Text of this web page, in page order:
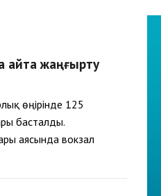
қайта жаңғырту
өңірінде 125
басталды.
аясында вокзал